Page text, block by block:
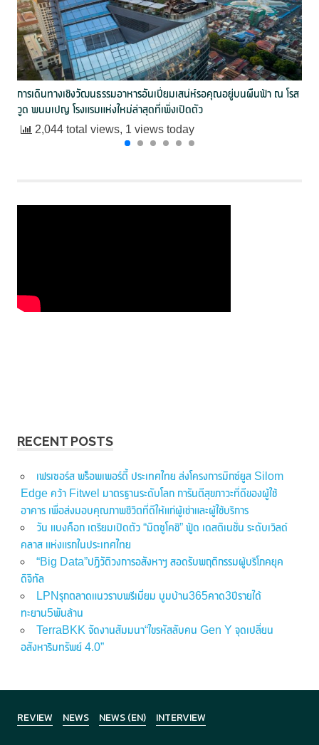
การเดินทางเชิงวัฒนธรรมอาหารอันเปี่ยมเสน่ห์รอคุณอยู่บนผืนฟ้า ณ โรส
วูด พนมเปญ โรงแรมแห่งใหม่ล่าสุดที่เพิ่งเปิดตัว
2,044 total views, 1 views today
RECENT POSTS
เฟรเซอร์ส พร็อพเพอร์ตี้ ประเทศไทย ส่งโครงการมิกซ์ยูส Silom
Edge คว้า Fitwel มาตรฐานระดับโลก การันตีสุขภาวะที่ดีของผู้ใช้
อาคาร เพื่อส่งมอบคุณภาพชีวิตที่ดีให้แก่ผู้เช่าและผู้ใช้บริการ
วัน แบงค็อก เตรียมเปิดตัว “มิตซูโคชิ” ฟู้ด เดสติเนชั่น ระดับเวิลด์
คลาส แห่งแรกในประเทศไทย
“Big Data”ปฏิวัติวงการอสังหาฯ สอดรับพฤติกรรมผู้บริโภคยุค
ดิจิทัล
LPNรุกตลาดแนวราบพรีเมี่ยม บูมบ้าน365คาด3ปีรายได้
ทะยาน5พันล้าน
TerraBKK จัดงานสัมมนา“ไขรหัสลับคน Gen Y จุดเปลี่ยน
อสังหาริมทรัพย์ 4.0”
REVIEW NEWS NEWS (EN) INTERVIEW